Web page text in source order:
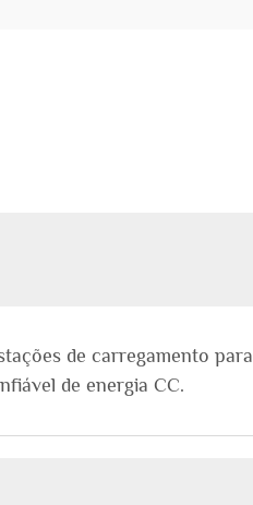
de carregamento para
de energia CC.